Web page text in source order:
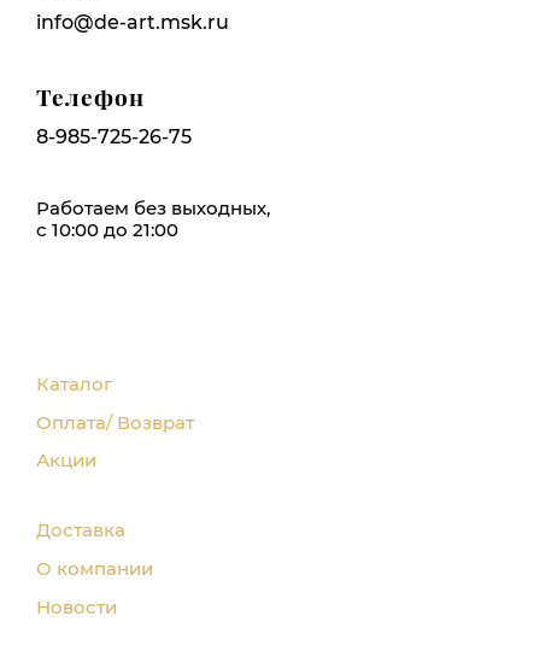
info@de-art.msk.ru
Телефон
8-985-725-26-75
Работаем без выходных,
с 10:00 до 21:00
Каталог
Оплата/ Возврат
Акции
Доставка
О компании
Новости